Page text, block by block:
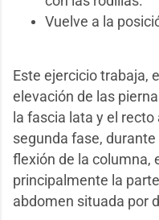
Vuelve a la
Este ejercicio trabaja,
elevación de las
la fascia lata y el
segunda fase,
flexión de la columna,
principalmente la
abdomen situada por